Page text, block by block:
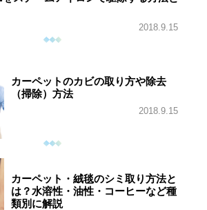
2018.9.15
カーペットのカビの取り方や除去
（掃除）方法
2018.9.15
カーペット・絨毯のシミ取り方法と
は？水溶性・油性・コーヒーなど種
類別に解説